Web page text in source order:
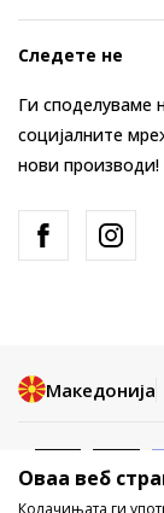
Следете не
Ги споделуваме
социјалните
нови производи!
Македонија
Оваа веб
Колачињата ги